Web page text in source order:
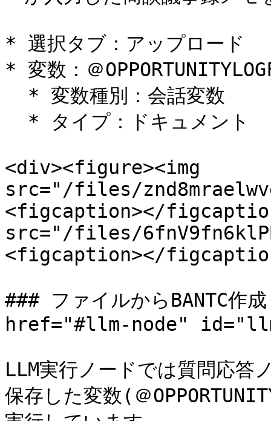
* 選択タブ：アップロード
* 変数：＠
<div><figure><img
src="/files/
<figcaption></
src="/files/
<figcaption></
### ファイルからBANTC作
href="#llm-node"
LLM実行ノードでは質問応答
保存した変数(＠